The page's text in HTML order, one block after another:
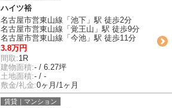
ハイツ裕
名古屋市営東山線「池下」駅 徒歩2分
名古屋市営東山線「覚王山」駅 徒歩9分
名古屋市営東山線「今池」駅 徒歩11分
3.8万円
間取:1R
建物面積:- / 6.27坪
土地面積:- / -
敷金/礼金:0ヶ月/1ヶ月
賃貸｜マンション